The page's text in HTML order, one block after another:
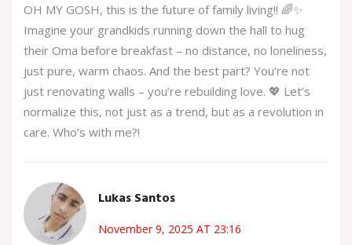
OH MY GOSH, this is the future of family living!! 🌈✨
Imagine your grandkids running down the hall to hug
their Oma before breakfast – no distance, no loneliness,
just pure, warm chaos. And the best part? You’re not
just renovating walls – you’re rebuilding love. 💖 Let’s
normalize this, not just as a trend, but as a revolution in
care. Who’s with me?!
Lukas Santos
November 9, 2025 AT 23:16